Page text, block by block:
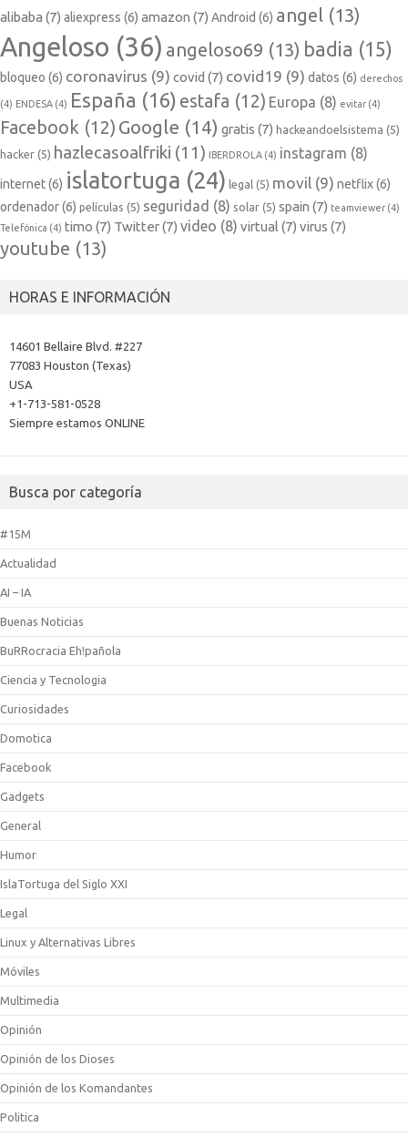
alibaba (7) aliexpress (6) amazon (7) Android (6) angel (13)
Angeloso (36) angeloso69 (13) badia (15)
bloqueo (6) coronavirus (9) covid (7) covid19 (9) datos (6) derechos
(4) ENDESA (4) España (16) estafa (12) Europa (8) evitar (4)
Facebook (12) Google (14) gratis (7) hackeandoelsistema (5)
hacker (5) hazlecasoalfriki (11) IBERDROLA (4) instagram (8)
internet(6) islatortuga (24) legal (5) movil (9) netflix(6)
ordenador(6) películas (5) seguridad (8) solar (5) spain (7) teamviewer (4)
Telefónica (4) timo (7) Twitter(7) video (8) virtual (7) virus (7)
youtube (13)
HORAS E INFORMACIÓN
14601 Bellaire Blvd. #227
77083 Houston (Texas)
USA
+1-713-581-0528
Siempre estamos ONLINE
Busca por categoría
#15M
Actualidad
AI – IA
Buenas Noticias
BuRRocracia Eh!pañola
Ciencia y Tecnologia
Curiosidades
Domotica
Facebook
Gadgets
General
Humor
IslaTortuga del Siglo XXI
Legal
Linux y Alternativas Libres
Móviles
Multimedia
Opinión
Opinión de los Dioses
Opinión de los Komandantes
Politica